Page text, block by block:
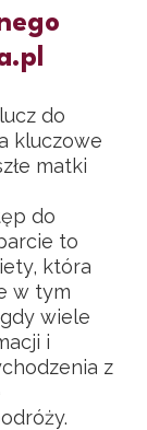
do
kluczowe
matki
do
to
która
w tym
wiele
i
z